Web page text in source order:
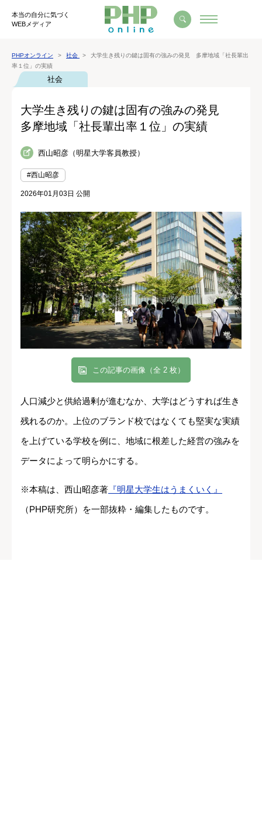
本当の自分に気づく
WEBメディア
PHPオンライン 社会
大学生き残りの鍵は固有の強みの発見 多摩地域「社長輩出
率１位」の実績
社会
大学生き残りの鍵は固有の強みの発見
多摩地域「社長輩出率１位」の実績
西山昭彦（明星大学客員教授）
#西山昭彦
2026年01月03日 公開
この記事の画像（全 2 枚）
人口減少と供給過剰が進むなか、大学はどうすれば生き
残れるのか。上位のブランド校ではなくても堅実な実績
を上げている学校を例に、地域に根差した経営の強みを
データによって明らかにする。
※本稿は、西山昭彦著 『明星大学生はうまくいく』
（PHP研究所）を一部抜粋・編集したものです。